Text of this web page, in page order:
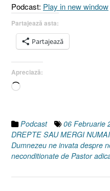
Podcast: Play in new window
Partajează asta:
Partajează
Apreciază:
Încarc...
Podcast 06 Februarie
DREPTE SAU MERGI
Dumnezeu ne invata despre
neconditionate de Pastor